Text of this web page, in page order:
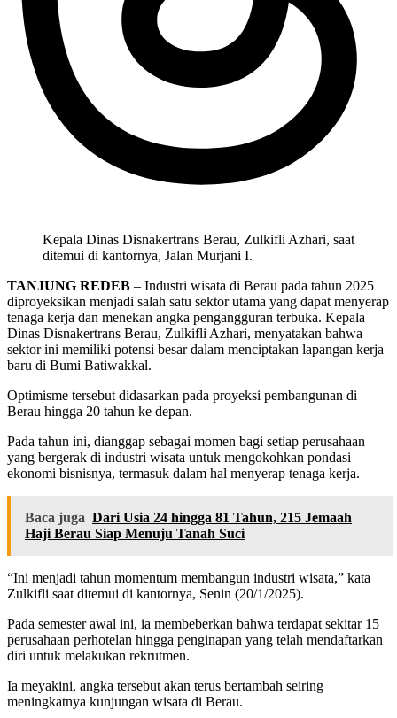
Kepala Dinas Disnakertrans Berau, Zulkifli Azhari, saat
ditemui di kantornya, Jalan Murjani I.
TANJUNG REDEB – Industri wisata di Berau pada tahun 2025
diproyeksikan menjadi salah satu sektor utama yang dapat menyerap
tenaga kerja dan menekan angka pengangguran terbuka. Kepala
Dinas Disnakertrans Berau, Zulkifli Azhari, menyatakan bahwa
sektor ini memiliki potensi besar dalam menciptakan lapangan kerja
baru di Bumi Batiwakkal.
Optimisme tersebut didasarkan pada proyeksi pembangunan di
Berau hingga 20 tahun ke depan.
Pada tahun ini, dianggap sebagai momen bagi setiap perusahaan
yang bergerak di industri wisata untuk mengokohkan pondasi
ekonomi bisnisnya, termasuk dalam hal menyerap tenaga kerja.
Baca juga Dari Usia 24 hingga 81 Tahun, 215 Jemaah
Haji Berau Siap Menuju Tanah Suci
“Ini menjadi tahun momentum membangun industri wisata,” kata
Zulkifli saat ditemui di kantornya, Senin (20/1/2025).
Pada semester awal ini, ia membeberkan bahwa terdapat sekitar 15
perusahaan perhotelan hingga penginapan yang telah mendaftarkan
diri untuk melakukan rekrutmen.
Ia meyakini, angka tersebut akan terus bertambah seiring
meningkatnya kunjungan wisata di Berau.